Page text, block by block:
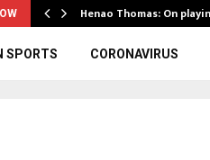
Henao Thomas: On
SPORTS CORONAVIRUS